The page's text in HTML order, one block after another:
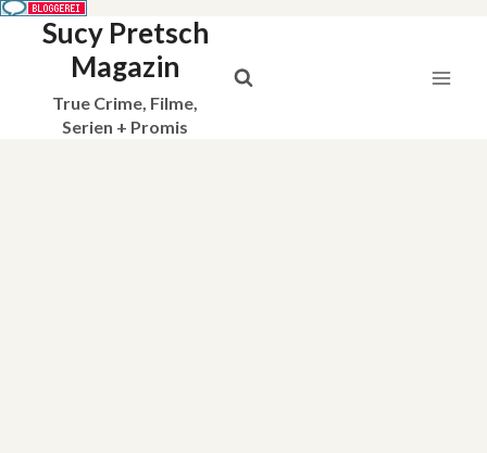
Sucy Pretsch
Magazin
True Crime, Filme,
Serien + Promis